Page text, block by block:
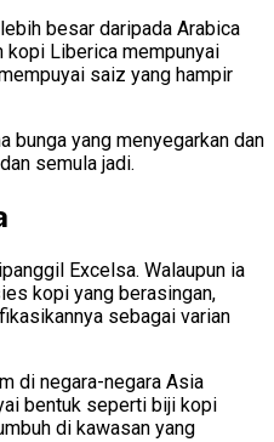
besar daripada Arabica
kopi Liberica mempunyai
saiz yang hampir
bunga yang menyegarkan dan
semula jadi.
Excelsa. Walaupun ia
kopi yang berasingan,
sebagai varian
di negara-negara Asia
bentuk seperti biji kopi
di kawasan yang